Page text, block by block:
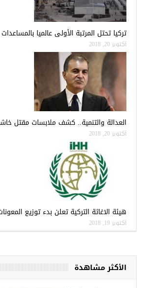
تركيا تحتل المرتبة الأولى عالميا بالمساعدات
أكتوبر 20, 2018
العدالة والتنمية.. كشف ملابسات مقتل
أكتوبر 20, 2018
هيئة الاغاثة التركية تعلن بدء توزيع
أكتوبر 19, 2018
الأكثر مشاهدة